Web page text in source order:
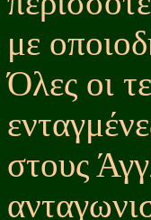
με
Όλες οι
στους